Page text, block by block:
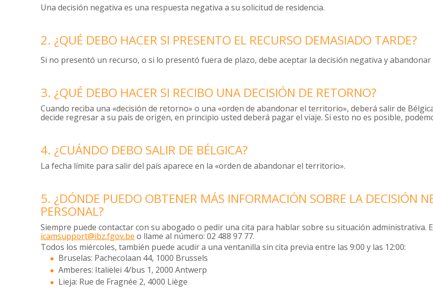
Una decisión negativa es una respuesta negativa a su solicitud de residencia.
2. ¿QUÉ DEBO HACER SI PRESENTO EL RECURSO DEMASIADO TARDE?
Si no presentó un recurso, o si lo presentó fuera de plazo, debe aceptar la decisión negativa y
3. ¿QUÉ DEBO HACER SI RECIBO UNA DECISIÓN DE RETORNO?
Cuando reciba una «decisión de retorno» o una «orden de abandonar el territorio», deberá salir de
decide regresar a su país de origen, en principio usted deberá pagar el viaje. Si esto no es posible,
4. ¿CUÁNDO DEBO SALIR DE BÉLGICA?
La fecha límite para salir del país aparece en la «orden de abandonar el territorio».
5. ¿DÓNDE PUEDO OBTENER MÁS INFORMACIÓN SOBRE LA DECISIÓN
PERSONAL?
Siempre puede contactar con su abogado o pedir una cita para hablar sobre su situación administrativa.
icamsupport@ibz.fgov.be o llame al número: 02 488 97 77.
Todos los miércoles, también puede acudir a una ventanilla sin cita previa entre las 9:00 y las 12:00:
Bruselas: Pachecolaan 44, 1000 Brussels
Amberes: Italiëlei 4/bus 1, 2000 Antwerp
Lieja: Rue de Fragnée 2, 4000 Liège